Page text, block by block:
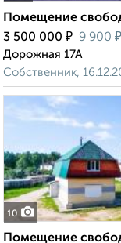
Помещение
3 500 000 ₽ 9 900 ₽
Дорожная 17А
Собственник,
10
Помещение